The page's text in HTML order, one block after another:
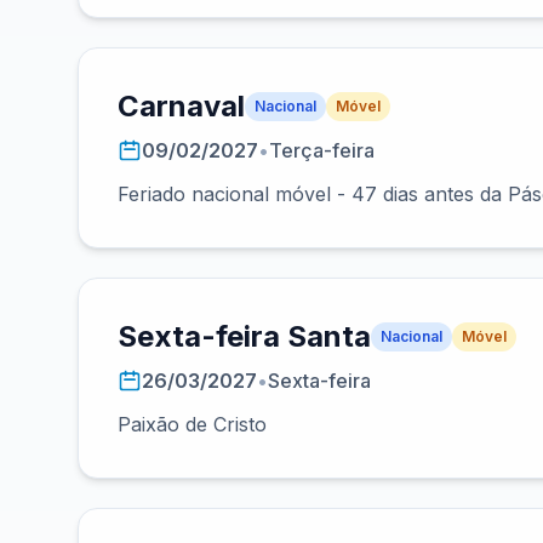
Carnaval Nacional Móvel
09/02/2027•Terça-feira
Feriado nacional móvel - 47 dias antes da
Sexta-feira Santa Nacional Móvel
26/03/2027•Sexta-feira
Paixão de Cristo